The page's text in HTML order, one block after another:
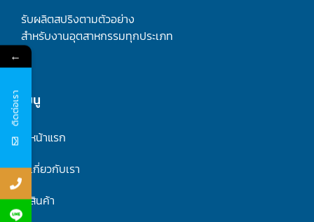
รับผลิตสปริงตามตัวอย่าง
สำหรับงานอุตสาหกรรมทุกประเภท
เมนู
หน้าแรก
เกี่ยวกับเรา
สินค้า
←
ติดต่อเรา